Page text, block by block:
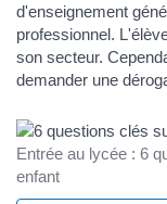
d'enseignement
professionnel.
son secteur.
demander une
Entrée au lycée : 6
enfant